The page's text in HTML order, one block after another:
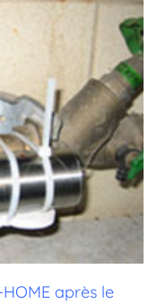
HOME après le